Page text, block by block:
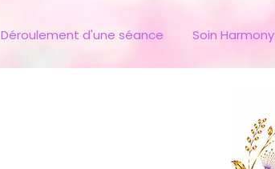
Déroulement d'une séance Soin Harmony